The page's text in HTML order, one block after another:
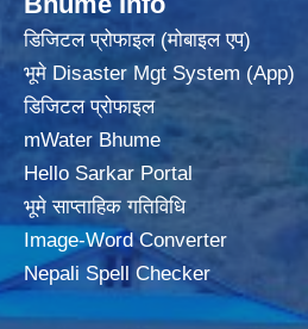
डिजिटल प्रोफाइल (मोबाइल एप)
भूमे Disaster Mgt System (App)
डिजिटल प्रोफाइल
mWater Bhume
Hello Sarkar Portal
भूमे साप्ताहिक गतिविधि
Image-Word Converter
Nepali Spell Checker